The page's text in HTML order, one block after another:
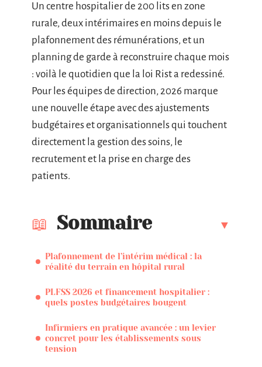
Un centre hospitalier de 200 lits en zone
rurale, deux intérimaires en moins depuis le
plafonnement des rémunérations, et un
planning de garde à reconstruire chaque mois
: voilà le quotidien que la loi Rist a redessiné.
Pour les équipes de direction, 2026 marque
une nouvelle étape avec des ajustements
budgétaires et organisationnels qui touchent
directement la gestion des soins, le
recrutement et la prise en charge des
patients.
Sommaire
Plafonnement de l’intérim médical : la
réalité du terrain en hôpital rural
PLFSS 2026 et financement hospitalier :
quels postes budgétaires bougent
Infirmiers en pratique avancée : un levier
concret pour les établissements sous
tension